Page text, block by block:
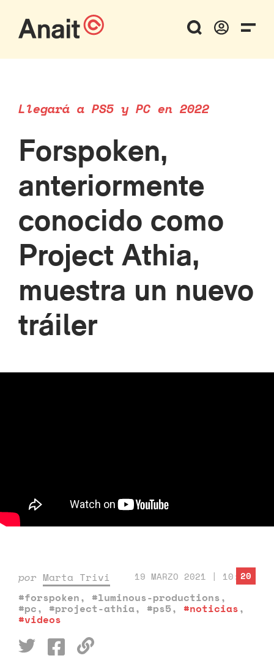
Llegará a PS5 y PC en 2022
Forspoken,
anteriormente
conocido como
Project Athia,
muestra un nuevo
tráiler
por Marta Trivi 19 MARZO 2021 | 10:00
#forspoken, #luminous-productions,
#pc, #project-athia, #ps5, #noticias,
#videos
20